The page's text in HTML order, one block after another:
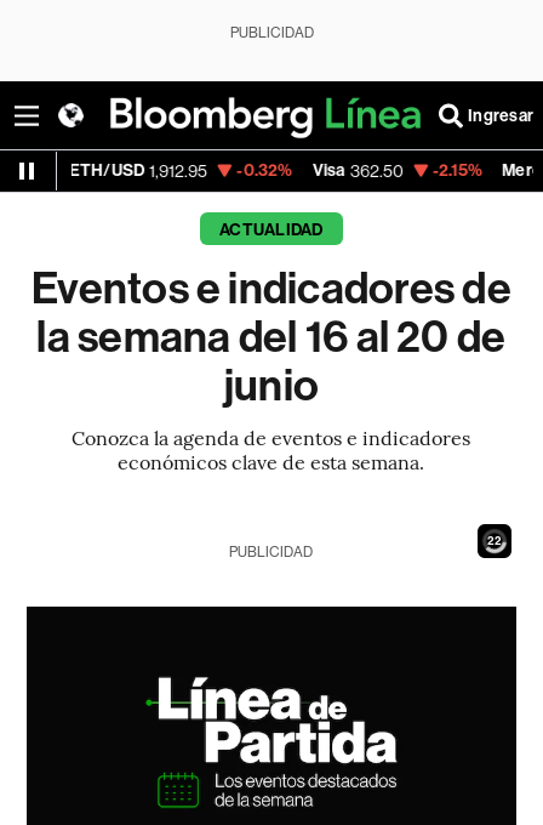
PUBLICIDAD
Ingresar
1,912.95 -0.32% Visa 362.50 -2.15% MercadoLibre
ACTUALIDAD
Eventos e indicadores de
la semana del 16 al 20 de
junio
Conozca la agenda de eventos e indicadores
económicos clave de esta semana.
20
PUBLICIDAD